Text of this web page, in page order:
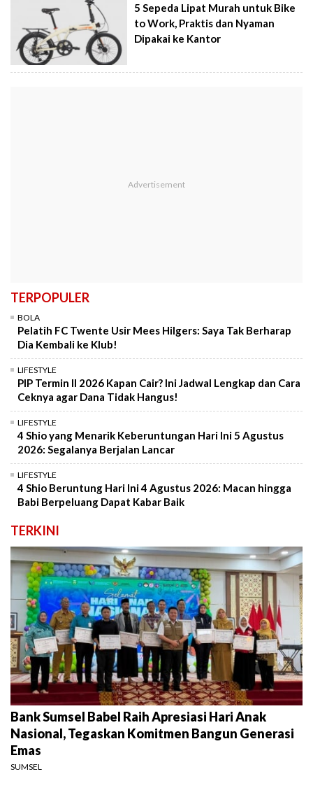
5 Sepeda Lipat Murah untuk Bike
to Work, Praktis dan Nyaman
Dipakai ke Kantor
TERPOPULER
BOLA
Pelatih FC Twente Usir Mees Hilgers: Saya Tak Berharap
Dia Kembali ke Klub!
LIFESTYLE
PIP Termin II 2026 Kapan Cair? Ini Jadwal Lengkap dan Cara
Ceknya agar Dana Tidak Hangus!
LIFESTYLE
4 Shio yang Menarik Keberuntungan Hari Ini 5 Agustus
2026: Segalanya Berjalan Lancar
LIFESTYLE
4 Shio Beruntung Hari Ini 4 Agustus 2026: Macan hingga
Babi Berpeluang Dapat Kabar Baik
TERKINI
Bank Sumsel Babel Raih Apresiasi Hari Anak
Nasional, Tegaskan Komitmen Bangun Generasi
Emas
SUMSEL